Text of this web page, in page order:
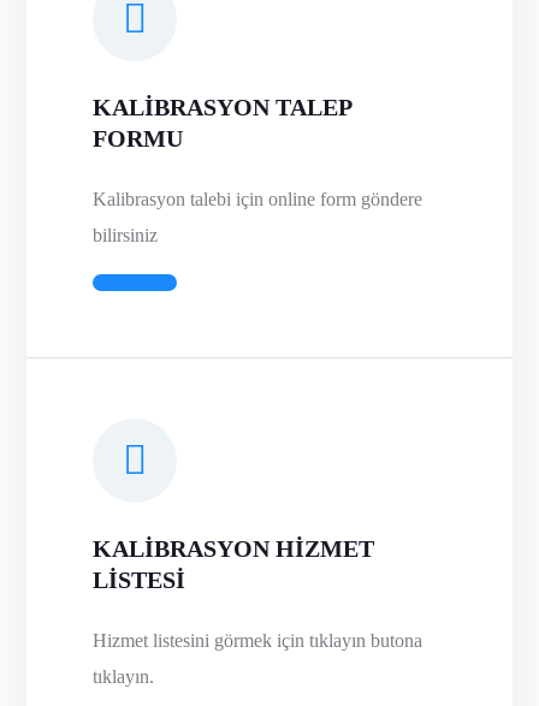
KALİBRASYON TALEP
FORMU
Kalibrasyon talebi için online form göndere
bilirsiniz
KALİBRASYON HİZMET
LİSTESİ
Hizmet listesini görmek için tıklayın butona
tıklayın.